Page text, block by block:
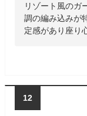
リゾート風のガ
調の編み込みが
定感があり座り
12